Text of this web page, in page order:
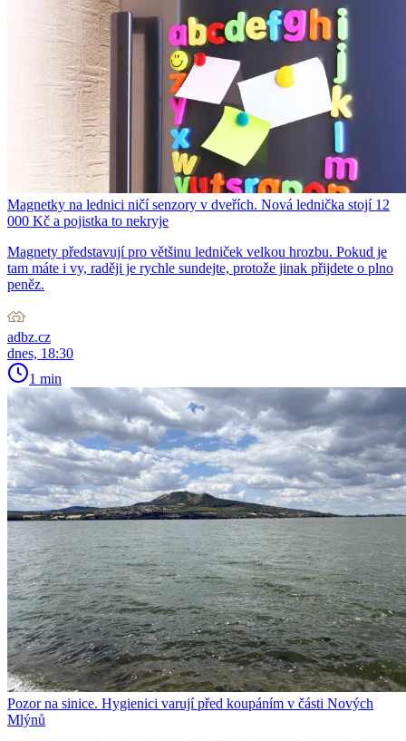
Magnetky na lednici ničí senzory v dveřích. Nová lednička stojí 12
000 Kč a pojistka to nekryje
Magnety představují pro většinu ledniček velkou hrozbu. Pokud je
tam máte i vy, raději je rychle sundejte, protože jinak přijdete o plno
peněz.
adbz.cz
dnes, 18:30
1 min
Pozor na sinice. Hygienici varují před koupáním v části Nových
Mlýnů